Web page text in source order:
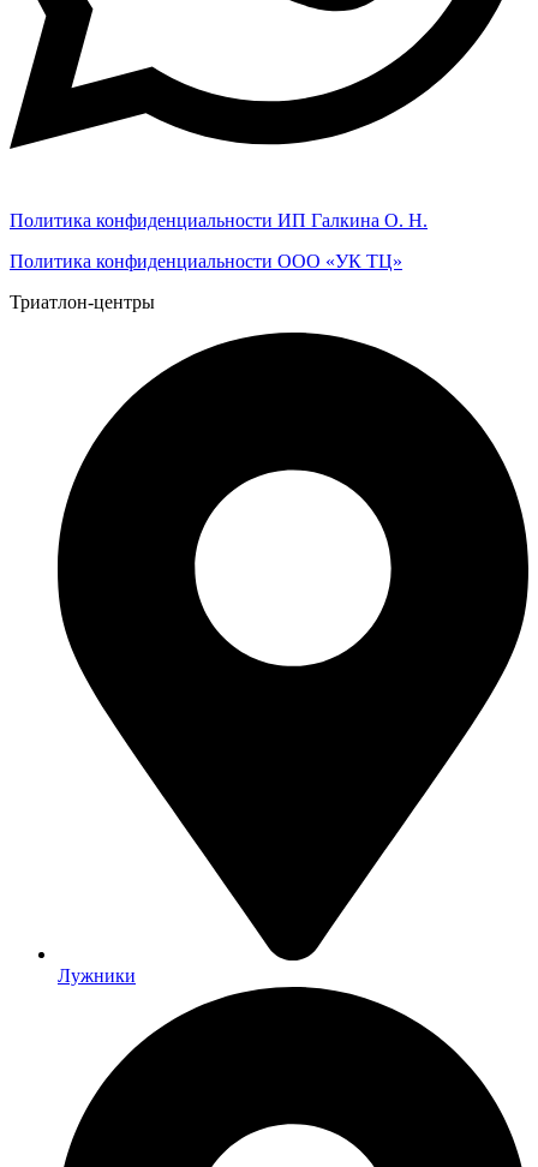
Политика конфиденциальности ИП Галкина О. Н.
Политика конфиденциальности ООО «УК ТЦ»
Триатлон-центры
Лужники